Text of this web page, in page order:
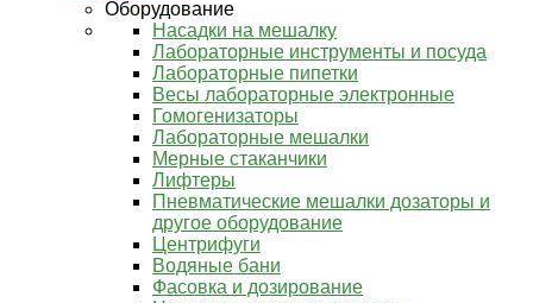
Оборудование
Насадки на мешалку
Лабораторные инструменты и посуда
Лабораторные пипетки
Весы лабораторные электронные
Гомогенизаторы
Лабораторные мешалки
Мерные стаканчики
Лифтеры
Пневматические мешалки дозаторы и
другое оборудование
Центрифуги
Водяные бани
Фасовка и дозирование